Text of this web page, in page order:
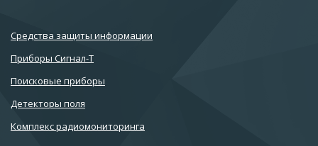
Cредства защиты информации
Приборы Сигнал-Т
Поисковые приборы
Детекторы поля
Комплекс радиомониторинга